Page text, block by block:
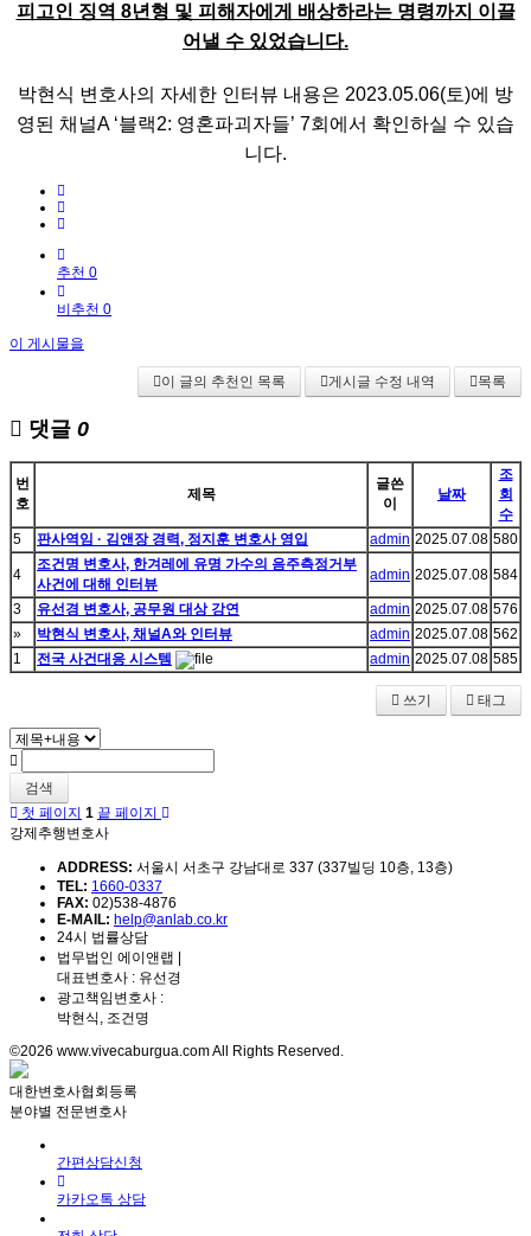
피고인 징역 8년형 및 피해자에게 배상하라는 명령까지 이끌
어낼 수 있었습니다.
박현식 변호사의 자세한 인터뷰 내용은 2023.05.06(토)에 방
영된 채널A ‘블랙2: 영혼파괴자들’ 7회에서 확인하실 수 있습
니다.
추천 0
비추천 0
이 게시물을
이 글의 추천인 목록 게시글 수정 내역 목록
댓글 0
번
호
제목
글쓴
이
날짜
조
회
수
5
판사역임 · 김앤장 경력, 정지훈 변호사 영입 admin 2025.07.08 580
4
조건명 변호사, 한겨레에 유명 가수의 음주측정거부
사건에 대해 인터뷰
admin 2025.07.08 584
3 유선경 변호사, 공무원 대상 강연 admin 2025.07.08 576
»
박현식 변호사, 채널A와 인터뷰 admin 2025.07.08 562
1
전국 사건대응 시스템 admin 2025.07.08 585
쓰기 태그
검색
첫 페이지 1 끝 페이지
강제추행변호사
ADDRESS: 서울시 서초구 강남대로 337 (337빌딩 10층, 13층)
TEL: 1660-0337
FAX: 02)538-4876
E-MAIL: help@anlab.co.kr
24시 법률상담
법무법인 에이앤랩 |
대표변호사 : 유선경
광고책임변호사 :
박현식, 조건명
©2026 www.vivecaburgua.com All Rights Reserved.
대한변호사협회등록
분야별 전문변호사
간편상담신청
카카오톡 상담